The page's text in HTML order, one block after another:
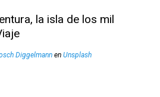
Diggelmannen Unsplash